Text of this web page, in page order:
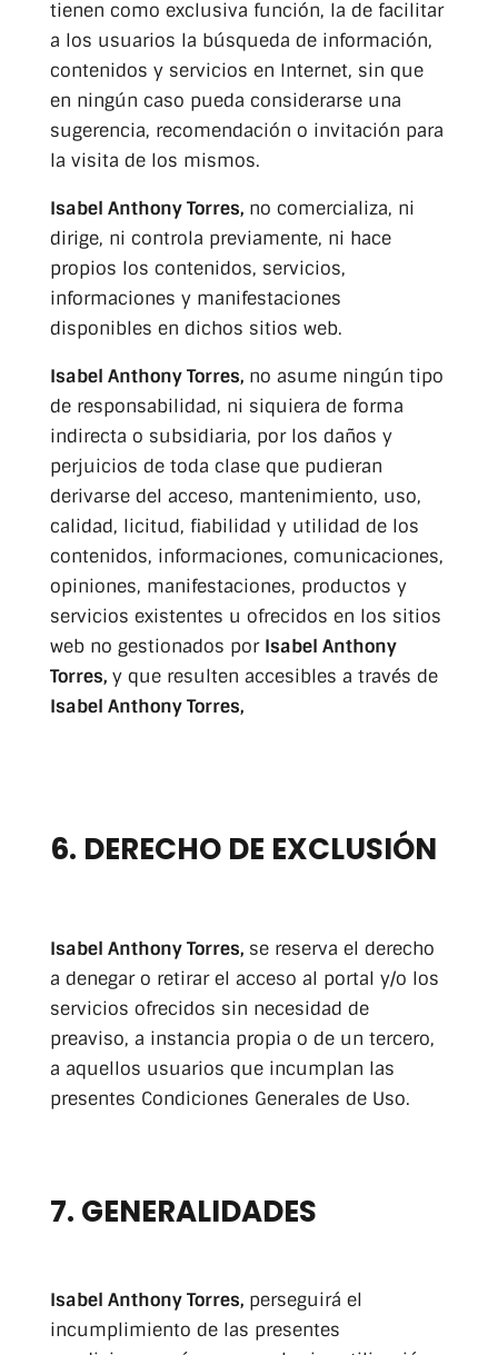
tienen como exclusiva función, la de facilitar
a los usuarios la búsqueda de información,
contenidos y servicios en Internet, sin que
en ningún caso pueda considerarse una
sugerencia, recomendación o invitación para
la visita de los mismos.
Isabel Anthony Torres, no comercializa, ni
dirige, ni controla previamente, ni hace
propios los contenidos, servicios,
informaciones y manifestaciones
disponibles en dichos sitios web.
Isabel Anthony Torres, no asume ningún tipo
de responsabilidad, ni siquiera de forma
indirecta o subsidiaria, por los daños y
perjuicios de toda clase que pudieran
derivarse del acceso, mantenimiento, uso,
calidad, licitud, fiabilidad y utilidad de los
contenidos, informaciones, comunicaciones,
opiniones, manifestaciones, productos y
servicios existentes u ofrecidos en los sitios
web no gestionados por Isabel Anthony
Torres, y que resulten accesibles a través de
Isabel Anthony Torres,
6. DERECHO DE EXCLUSIÓN
Isabel Anthony Torres, se reserva el derecho
a denegar o retirar el acceso al portal y/o los
servicios ofrecidos sin necesidad de
preaviso, a instancia propia o de un tercero,
a aquellos usuarios que incumplan las
presentes Condiciones Generales de Uso.
7. GENERALIDADES
Isabel Anthony Torres, perseguirá el
incumplimiento de las presentes